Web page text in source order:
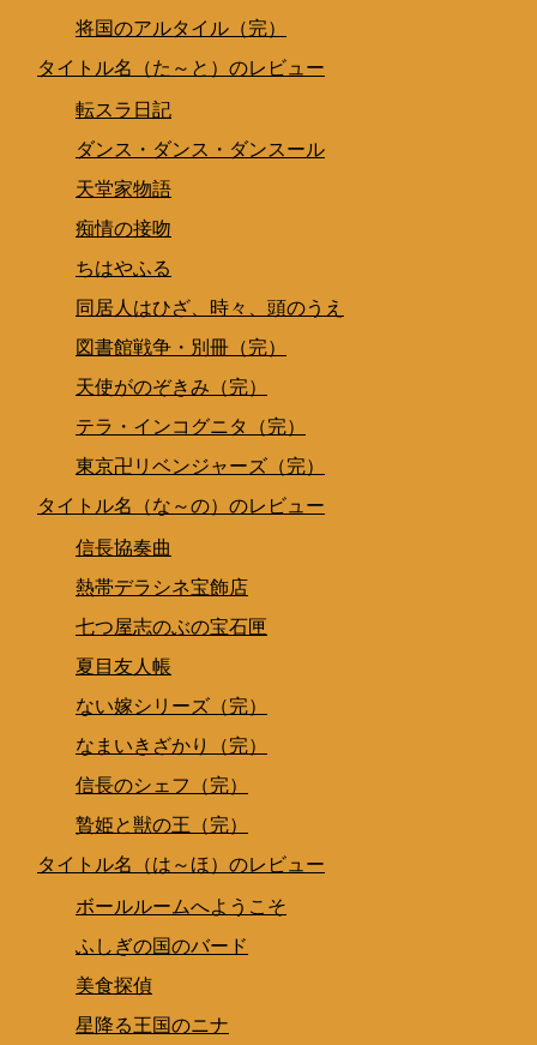
将国のアルタイル（完）
タイトル名（た～と）のレビュー
転スラ日記
ダンス・ダンス・ダンスール
天堂家物語
痴情の接吻
ちはやふる
同居人はひざ、時々、頭のうえ
図書館戦争・別冊（完）
天使がのぞきみ（完）
テラ・インコグニタ（完）
東京卍リベンジャーズ（完）
タイトル名（な～の）のレビュー
信長協奏曲
熱帯デラシネ宝飾店
七つ屋志のぶの宝石匣
夏目友人帳
ない嫁シリーズ（完）
なまいきざかり（完）
信長のシェフ（完）
贄姫と獣の王（完）
タイトル名（は～ほ）のレビュー
ボールルームへようこそ
ふしぎの国のバード
美食探偵
星降る王国のニナ